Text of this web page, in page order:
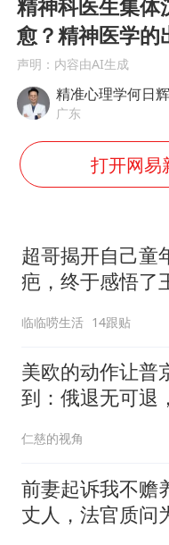
精神科医生集体
愈？精神医学的
声明：内容由AI生成
精准心理学何日辉
广东
打开网易
超哥揭开自己童
疤，终于感悟了
决定接妈妈回来
临临唠生活 14跟贴
美欧的动作让普
到：俄退无可退
国家只剩最后一
仁慈的视角
前妻起诉我不赡
丈人，法官质问